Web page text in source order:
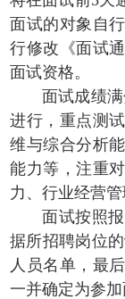
面试的对象自
行修改《面试
面试资格。
面试成绩
进行，重点测
维与综合分析
能力等，注重
力、行业经营管
面试按照
据所招聘岗位
人员名单，最
一并确定为参加